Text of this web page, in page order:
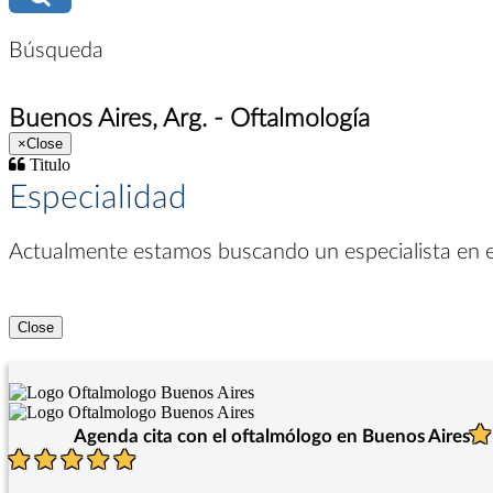
Búsqueda
Buenos Aires, Arg. - Oftalmología
×Close
Titulo
Especialidad
Actualmente estamos buscando un especialista en
Close
Agenda cita con el oftalmólogo en Buenos Aires